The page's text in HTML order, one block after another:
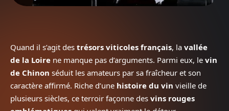
Quand il s’agit des trésors viticoles français, la vallée
de la Loire ne manque pas d’arguments. Parmi eux, le vin
de Chinon séduit les amateurs par sa fraîcheur et son
caractère affirmé. Riche d’une histoire du vin vieille de
plusieurs siècles, ce terroir façonne des vins rouges